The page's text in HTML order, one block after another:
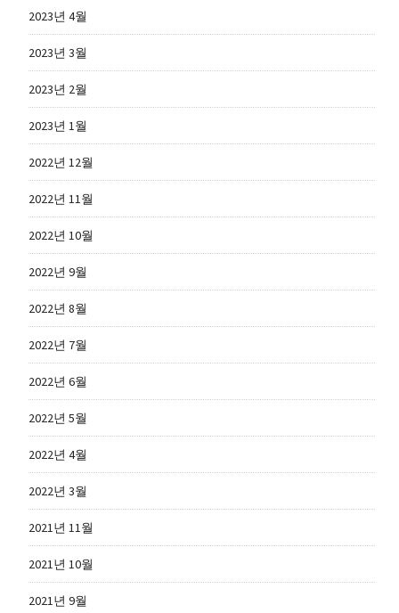
2023년 4월
2023년 3월
2023년 2월
2023년 1월
2022년 12월
2022년 11월
2022년 10월
2022년 9월
2022년 8월
2022년 7월
2022년 6월
2022년 5월
2022년 4월
2022년 3월
2021년 11월
2021년 10월
2021년 9월